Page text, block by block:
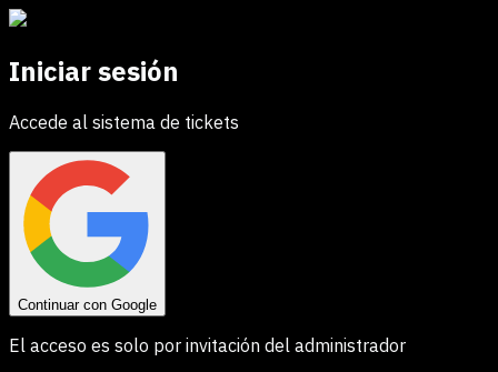
Iniciar sesión
Accede al sistema de tickets
Continuar con Google
El acceso es solo por invitación del administrador